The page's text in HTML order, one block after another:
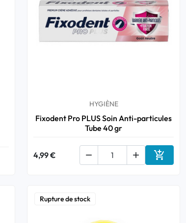
HYGIÈNE
Fixodent Pro PLUS Soin Anti-particules
Tube 40 gr
4,99 €   
Rupture de stock